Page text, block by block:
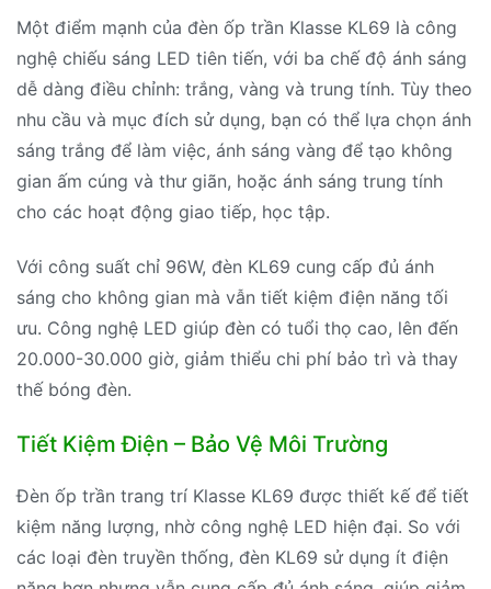
Một điểm mạnh của đèn ốp trần Klasse KL69 là công
nghệ chiếu sáng LED tiên tiến, với ba chế độ ánh sáng
dễ dàng điều chỉnh: trắng, vàng và trung tính. Tùy theo
nhu cầu và mục đích sử dụng, bạn có thể lựa chọn ánh
sáng trắng để làm việc, ánh sáng vàng để tạo không
gian ấm cúng và thư giãn, hoặc ánh sáng trung tính
cho các hoạt động giao tiếp, học tập.
Với công suất chỉ 96W, đèn KL69 cung cấp đủ ánh
sáng cho không gian mà vẫn tiết kiệm điện năng tối
ưu. Công nghệ LED giúp đèn có tuổi thọ cao, lên đến
20.000-30.000 giờ, giảm thiểu chi phí bảo trì và thay
thế bóng đèn.
Tiết Kiệm Điện – Bảo Vệ Môi Trường
Đèn ốp trần trang trí Klasse KL69 được thiết kế để tiết
kiệm năng lượng, nhờ công nghệ LED hiện đại. So với
các loại đèn truyền thống, đèn KL69 sử dụng ít điện